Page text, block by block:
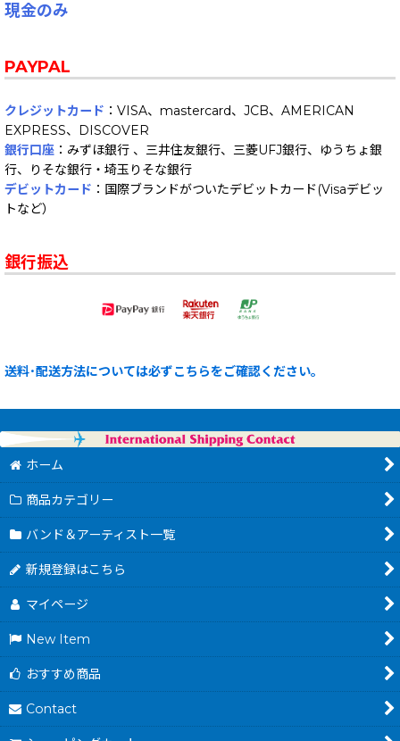
現金のみ
PAYPAL
クレジットカード ：VISA、mastercard、JCB、AMERICAN
EXPRESS、DISCOVER
銀行口座 ：みずほ銀行 、三井住友銀行、三菱UFJ銀行、ゆうちょ銀
行、りそな銀行・埼玉りそな銀行
デビットカード ：国際ブランドがついたデビットカード(Visaデビッ
トなど）
銀行振込
送料･配送方法については必ずこちらをご確認ください。
ホーム
商品カテゴリー
バンド＆アーティスト一覧
新規登録はこちら
マイページ
New Item
おすすめ商品
Contact